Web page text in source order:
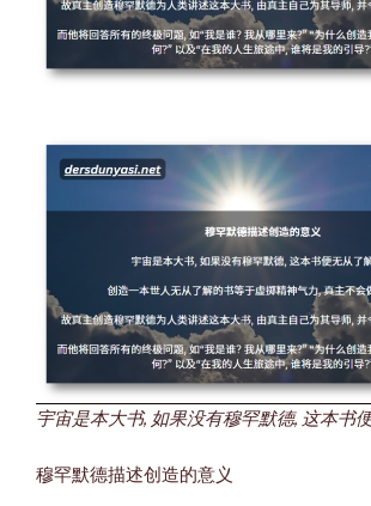
宇宙是本大书, 如果没有穆罕默德, 这本书
穆罕默德描述创造的意义